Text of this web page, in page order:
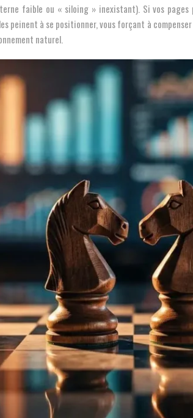
faible ou « siloing » inexistant). Si vos pages
peinent à se positionner, vous forçant à
naturel.